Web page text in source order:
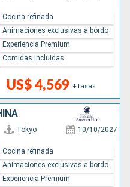
US$ 4,569 +Tasas
Cocina refinada
Animaciones exclusivas a bordo
Experiencia Premium
Comidas incluidas
Tokyo 10/10/2027
Cocina refinada
Animaciones exclusivas a bordo
Experiencia Premium